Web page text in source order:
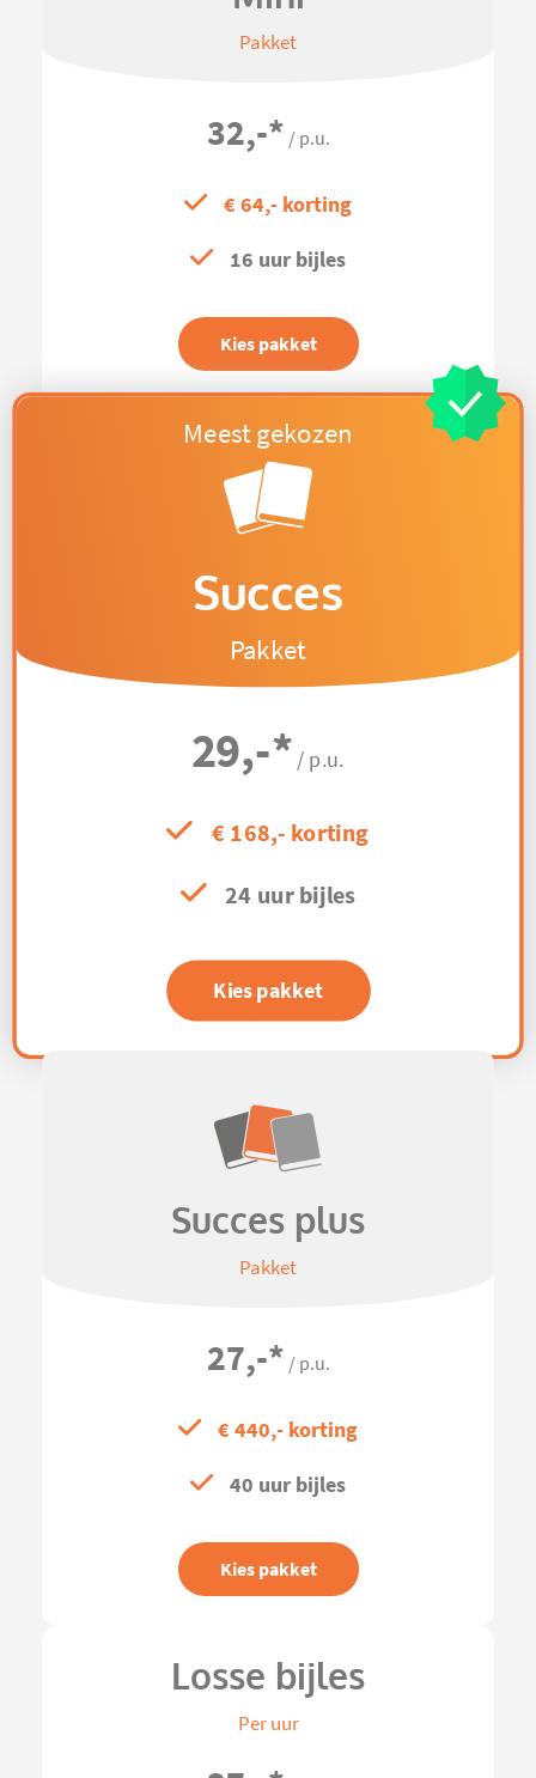
Pakket
32,-* / p.u.
€ 64,- korting
16 uur bijles
Kies pakket
Succes
Pakket
29,-* / p.u.
€ 168,- korting
24 uur bijles
Kies pakket
Succes plus
Pakket
27,-* / p.u.
€ 440,- korting
40 uur bijles
Kies pakket
Losse bijles
Per uur